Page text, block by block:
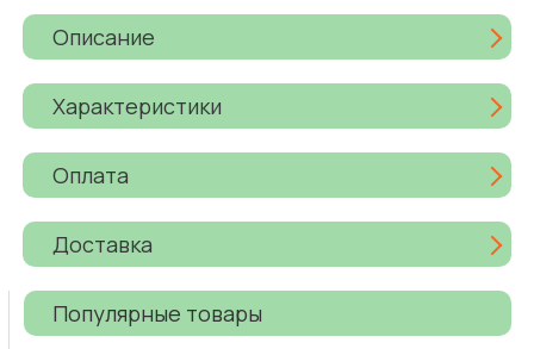
Описание
Характеристики
Оплата
Доставка
Популярные товары